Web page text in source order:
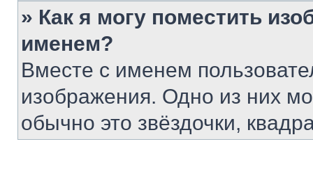
» Как я могу поместить
именем?
Вместе с именем
изображения. Одно из них
обычно это звёздочки,